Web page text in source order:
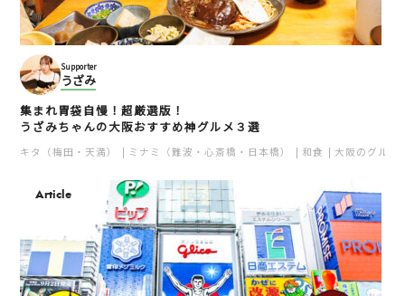
Supporter
うざみ
集まれ胃袋自慢！超厳選版！
うざみちゃんの大阪おすすめ神グルメ３選
キタ（梅田・天満） ミナミ（難波・心斎橋・日本橋） 和食 大阪のグルメ
Article